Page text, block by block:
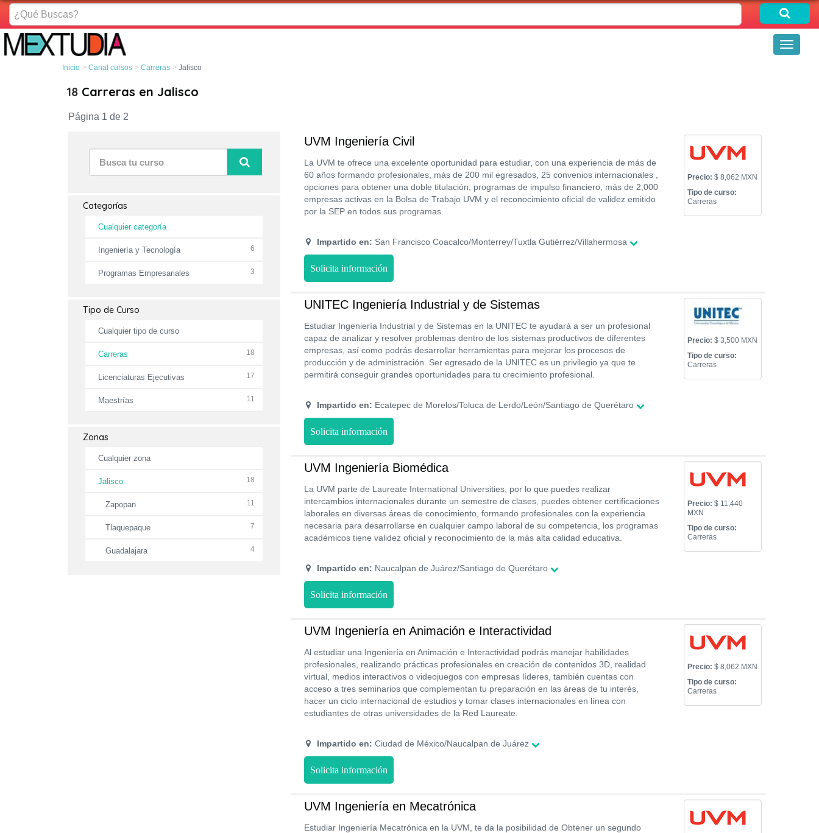
¿Qué
Buscas?
Toggle
Inicio Canal cursos Carreras Jalisco
18 Carreras en Jalisco
Página 1 de 2
Categorías
Cualquier categoría
Ingeniería y Tecnología 6
Programas Empresariales 3
Tipo de Curso
Cualquier tipo de curso
Carreras 18
Licenciaturas Ejecutivas 17
Maestrías 11
Zonas
Cualquier zona
Jalisco 18
Zapopan 11
Tlaquepaque 7
Guadalajara 4
UVM Ingeniería Civil
La UVM te ofrece una excelente oportunidad para estudiar, con una experiencia de más de
60 años formando profesionales, más de 200 mil egresados, 25 convenios internacionales ,
opciones para obtener una doble titulación, programas de impulso financiero, más de 2,000
empresas activas en la Bolsa de Trabajo UVM y el reconocimiento oficial de validez emitido
por la SEP en todos sus programas.
Impartido en: San Francisco Coacalco/Monterrey/Tuxtla Gutiérrez/Villahermosa
Precio: $ 8,062 MXN
Tipo de curso:
Carreras
Solicita información
UNITEC Ingeniería Industrial y de Sistemas
Estudiar Ingeniería Industrial y de Sistemas en la UNITEC te ayudará a ser un profesional
capaz de analizar y resolver problemas dentro de los sistemas productivos de diferentes
empresas, así como podrás desarrollar herramientas para mejorar los procesos de
producción y de administración. Ser egresado de la UNITEC es un privilegio ya que te
permitirá conseguir grandes oportunidades para tu crecimiento profesional.
Impartido en: Ecatepec de Morelos/Toluca de Lerdo/León/Santiago de Querétaro
Precio: $ 3,500 MXN
Tipo de curso:
Carreras
Solicita información
UVM Ingeniería Biomédica
La UVM parte de Laureate International Universities, por lo que puedes realizar
intercambios internacionales durante un semestre de clases, puedes obtener certificaciones
laborales en diversas áreas de conocimiento, formando profesionales con la experiencia
necesaria para desarrollarse en cualquier campo laboral de su competencia, los programas
académicos tiene validez oficial y reconocimiento de la más alta calidad educativa.
Impartido en: Naucalpan de Juárez/Santiago de Querétaro
Precio: $ 11,440
MXN
Tipo de curso:
Carreras
Solicita información
UVM Ingeniería en Animación e Interactividad
Al estudiar una Ingeniería en Animación e Interactividad podrás manejar habilidades
profesionales, realizando prácticas profesionales en creación de contenidos 3D, realidad
virtual, medios interactivos o videojuegos con empresas líderes, también cuentas con
acceso a tres seminarios que complementan tu preparación en las áreas de tu interés,
hacer un ciclo internacional de estudios y tomar clases internacionales en línea con
estudiantes de otras universidades de la Red Laureate.
Impartido en: Ciudad de México/Naucalpan de Juárez
Precio: $ 8,062 MXN
Tipo de curso:
Carreras
Solicita información
UVM Ingeniería en Mecatrónica
Estudiar Ingeniería Mecatrónica en la UVM, te da la posibilidad de Obtener un segundo